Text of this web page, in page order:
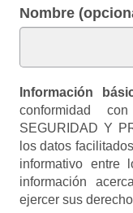
Nombre
Información
conformidad
SEGURIDAD Y
los datos
informativo entre
información
ejercer sus